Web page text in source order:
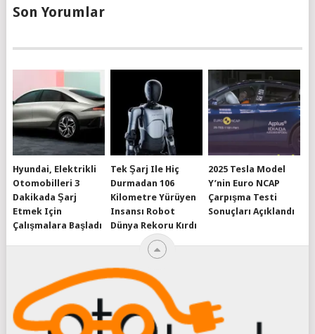
Son Yorumlar
Hyundai, Elektrikli
Otomobilleri 3
Dakikada Şarj
Etmek Için
Çalışmalara Başladı
Tek Şarj Ile Hiç
Durmadan 106
Kilometre Yürüyen
Insansı Robot
Dünya Rekoru Kırdı
2025 Tesla Model
Y’nin Euro NCAP
Çarpışma Testi
Sonuçları Açıklandı